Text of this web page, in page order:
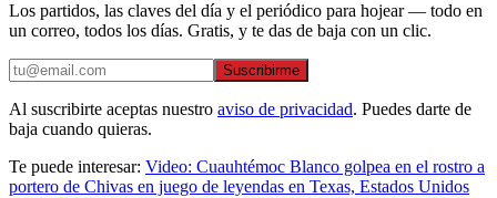
Los partidos, las claves del día y el periódico para hojear — todo en
un correo, todos los días. Gratis, y te das de baja con un clic.
Suscribirme
Al suscribirte aceptas nuestro aviso de privacidad. Puedes darte de
baja cuando quieras.
Te puede interesar: Video: Cuauhtémoc Blanco golpea en el rostro a
portero de Chivas en juego de leyendas en Texas, Estados Unidos